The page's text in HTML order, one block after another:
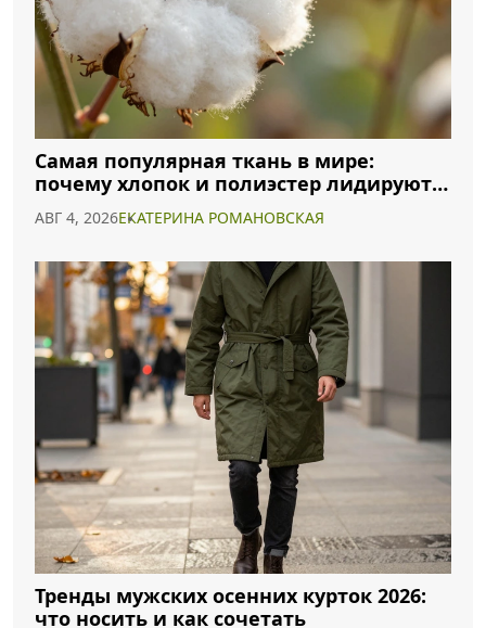
Самая популярная ткань в мире:
почему хлопок и полиэстер лидируют в
2026 году
АВГ 4, 2026ЕКАТЕРИНА РОМАНОВСКАЯ
Тренды мужских осенних курток 2026:
что носить и как сочетать